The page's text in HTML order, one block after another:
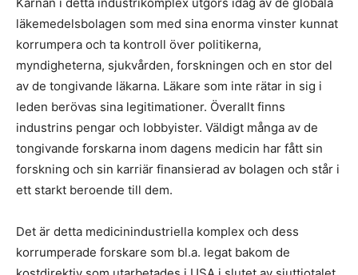
Kärnan i detta industrikomplex utgörs idag av de globala
läkemedelsbolagen som med sina enorma vinster kunnat
korrumpera och ta kontroll över politikerna,
myndigheterna, sjukvården, forskningen och en stor del
av de tongivande läkarna. Läkare som inte rätar in sig i
leden berövas sina legitimationer. Överallt finns
industrins pengar och lobbyister. Väldigt många av de
tongivande forskarna inom dagens medicin har fått sin
forskning och sin karriär finansierad av bolagen och står i
ett starkt beroende till dem.
Det är detta medicinindustriella komplex och dess
korrumperade forskare som bl.a. legat bakom de